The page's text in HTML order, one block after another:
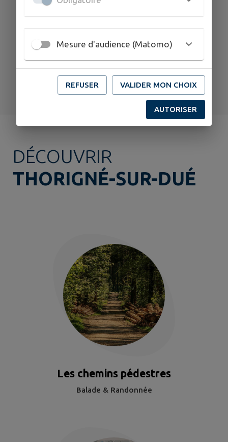
THORIGNÉ-SUR-DUÉ
Dancing O'Miroir
TOUS LES ÉVÉNEMENTS
DÉCOUVRIR
THORIGNÉ-SUR-DUÉ
Les chemins pédestres
Balade & Randonnée
Mesure d'audience (Matomo)
REFUSER VALIDER MON CHOIX
AUTORISER